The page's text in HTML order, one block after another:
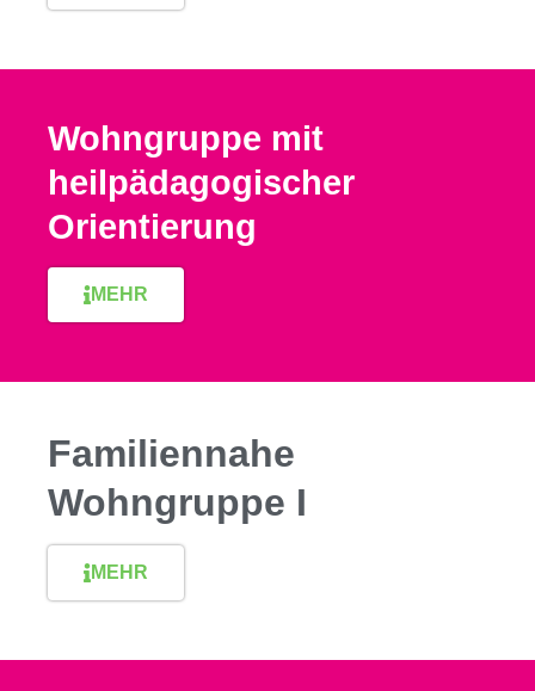
Wohngruppe mit
heilpädagogischer
Orientierung
MEHR
Familiennahe
Wohngruppe I
MEHR